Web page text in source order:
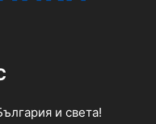
и света!